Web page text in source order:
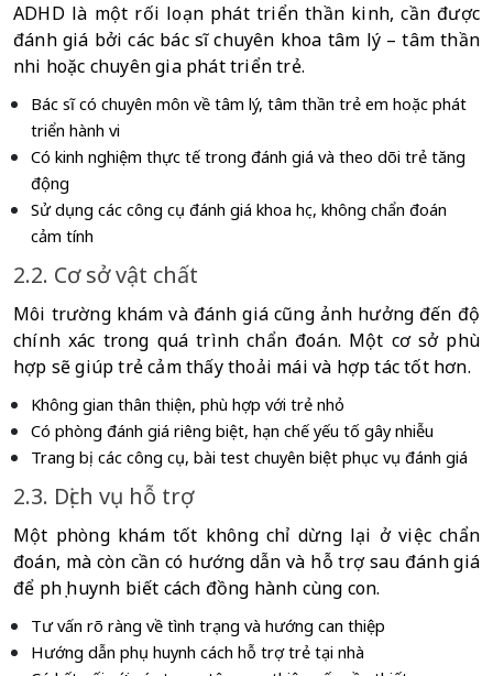
ADHD là một rối loạn phát triển thần kinh, cần được
đánh giá bởi các bác sĩ chuyên khoa tâm lý – tâm thần
nhi hoặc chuyên gia phát triển trẻ.
Bác sĩ có chuyên môn về tâm lý, tâm thần trẻ em hoặc phát
triển hành vi
Có kinh nghiệm thực tế trong đánh giá và theo dõi trẻ tăng
động
Sử dụng các công cụ đánh giá khoa học, không chẩn đoán
cảm tính
2.2. Cơ sở vật chất
Môi trường khám và đánh giá cũng ảnh hưởng đến độ
chính xác trong quá trình chẩn đoán. Một cơ sở phù
hợp sẽ giúp trẻ cảm thấy thoải mái và hợp tác tốt hơn.
Không gian thân thiện, phù hợp với trẻ nhỏ
Có phòng đánh giá riêng biệt, hạn chế yếu tố gây nhiễu
Trang bị các công cụ, bài test chuyên biệt phục vụ đánh giá
2.3. Dịch vụ hỗ trợ
Một phòng khám tốt không chỉ dừng lại ở việc chẩn
đoán, mà còn cần có hướng dẫn và hỗ trợ sau đánh giá
để phụ huynh biết cách đồng hành cùng con.
Tư vấn rõ ràng về tình trạng và hướng can thiệp
Hướng dẫn phụ huynh cách hỗ trợ trẻ tại nhà